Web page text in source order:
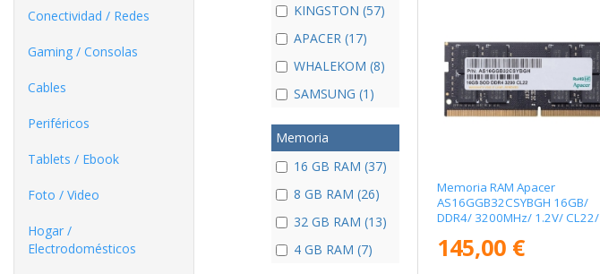
Conectividad / Redes
Gaming / Consolas
Cables
Periféricos
Tablets / Ebook
Foto / Video
Hogar /
Electrodomésticos
KINGSTON (57)
APACER (17)
WHALEKOM (8)
SAMSUNG (1)
Memoria
16 GB RAM (37)
8 GB RAM (26)
32 GB RAM (13)
4 GB RAM (7)
Memoria RAM Apacer
AS16GGB32CSYBGH 16GB/
DDR4/ 3200MHz/ 1.2V/ CL22/
145,00 €